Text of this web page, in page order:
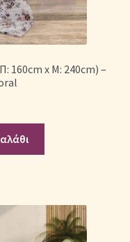
160cm x Μ: 240cm) –